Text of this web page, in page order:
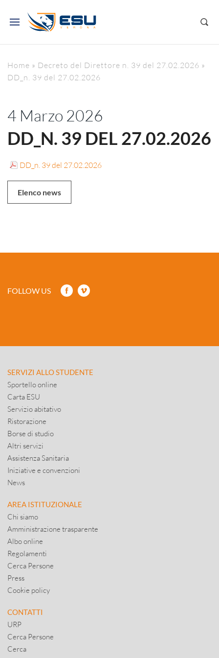
Home » Decreto del Direttore n. 39 del 27.02.2026 »
DD_n. 39 del 27.02.2026
4 Marzo 2026
DD_N. 39 DEL 27.02.2026
DD_n. 39 del 27.02.2026
Elenco news
FOLLOW US
SERVIZI ALLO STUDENTE
Sportello online
Carta ESU
Servizio abitativo
Ristorazione
Borse di studio
Altri servizi
Assistenza Sanitaria
Iniziative e convenzioni
News
AREA ISTITUZIONALE
Chi siamo
Amministrazione trasparente
Albo online
Regolamenti
Cerca Persone
Press
Cookie policy
CONTATTI
URP
Cerca Persone
Cerca